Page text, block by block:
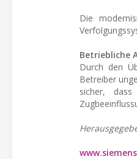
Die
Betriebliche
Durch den
Betreiber
sicher,